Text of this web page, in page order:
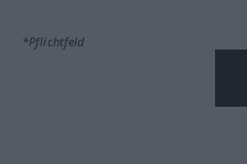
*Pflichtfeld